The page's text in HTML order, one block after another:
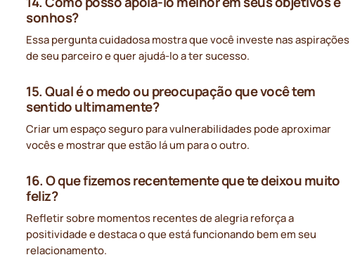
sonhos?
Essa pergunta cuidadosa mostra que você investe nas aspirações
de seu parceiro e quer ajudá-lo a ter sucesso.
15. Qual é o medo ou preocupação que você tem
sentido ultimamente?
Criar um espaço seguro para vulnerabilidades pode aproximar
vocês e mostrar que estão lá um para o outro.
16. O que fizemos recentemente que te deixou muito
feliz?
Refletir sobre momentos recentes de alegria reforça a
positividade e destaca o que está funcionando bem em seu
relacionamento.